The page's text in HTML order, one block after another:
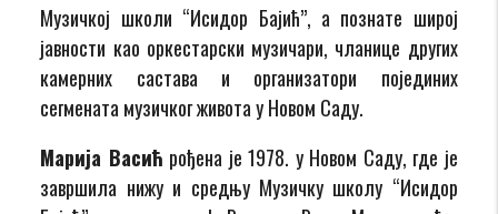
Музичкој школи “Исидор Бајић”, а познате широј
јавности као оркестарски музичари, чланице других
камерних састава и организатори појединих
сегмената музичког живота у Новом Саду.
Марија Васић рођена је 1978. у Новом Саду, где је
завршила нижу и средњу Музичку школу “Исидор